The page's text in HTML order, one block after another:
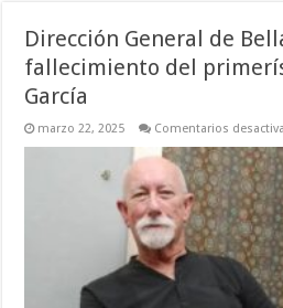
Dirección General de
fallecimiento del
García
marzo 22, 2025 Comentarios